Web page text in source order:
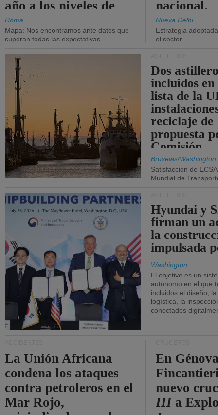
año a los niveles de
2015.
Roma
Mapa: Nos encontramos ante datos que
superan todas las expectativas.
nacional.
Nueva Delhi
Estrategia
el sector.
Dos
incluidos
lista de la
reciclaje de
propuesta
Comisión.
Bruselas/Washington
Satisfacción de
Mundial de
Hyundai y
firman un
la
impulsada
Washington
El objetivo es un
autónomo en el que
incluidos el diseño,
logística, la
conectados
La Unión Africana
condena los ataques
contra petroleros en el
Mar Rojo,
En
nuevo
III a